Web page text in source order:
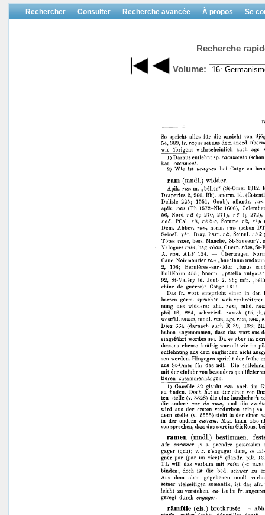
Rechercher Consulter Recherche avancée À propos Se
Recherche
Volume: